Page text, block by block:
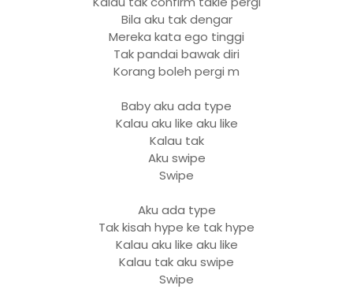
Bila aku tak dengar
Mereka kata ego tinggi
Tak pandai bawak diri
Korang boleh pergi m
Baby aku ada type
Kalau aku like aku like
Kalau tak
Aku swipe
Swipe
Aku ada type
Tak kisah hype ke tak hype
Kalau aku like aku like
Kalau tak aku swipe
Swipe